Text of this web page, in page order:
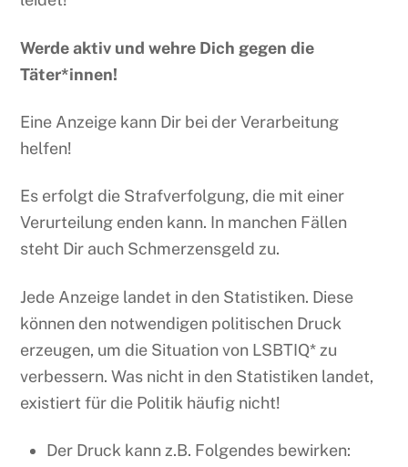
Werde aktiv und wehre Dich gegen die
Täter*innen!
Eine Anzeige kann Dir bei der Verarbeitung
helfen!
Es erfolgt die Strafverfolgung, die mit einer
Verurteilung enden kann. In manchen Fällen
steht Dir auch Schmerzensgeld zu.
Jede Anzeige landet in den Statistiken. Diese
können den notwendigen politischen Druck
erzeugen, um die Situation von LSBTIQ* zu
verbessern. Was nicht in den Statistiken landet,
existiert für die Politik häufig nicht!
Der Druck kann z.B. Folgendes bewirken: